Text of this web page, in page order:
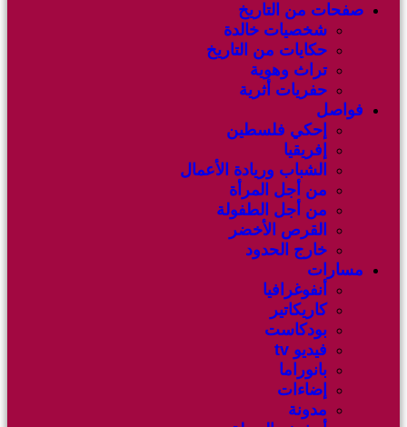
صفحات من التاريخ
شخصيات خالدة
حكايات من التاريخ
تراث وهوية
حفريات أثرية
فواصل
إحكي فلسطين
إفريقيا
الشباب وريادة الأعمال
من أجل المرأة
من أجل الطفولة
القرص الأخضر
خارج الحدود
مسارات
أنفوغرافيا
كاريكاتير
بودكاست
فيديو tv
بانوراما
إضاءات
مدونة